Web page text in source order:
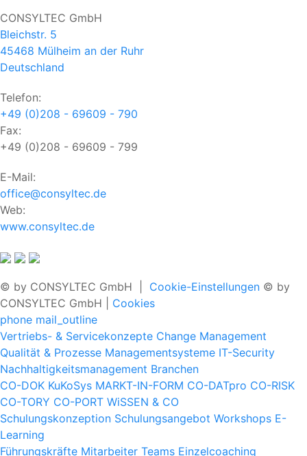
CONSYLTEC GmbH
Bleichstr. 5
45468 Mülheim an der Ruhr
Deutschland
Telefon:
+49 (0)208 - 69609 - 790
Fax:
+49 (0)208 - 69609 - 799
E-Mail:
office@consyltec.de
Web:
www.consyltec.de
© by CONSYLTEC GmbH | Cookie-Einstellungen © by
CONSYLTEC GmbH | Cookies
phone mail_outline
Vertriebs- & Servicekonzepte Change Management
Qualität & Prozesse Managementsysteme IT-Security
Nachhaltigkeitsmanagement Branchen
CO-DOK KuKoSys MARKT-IN-FORM CO-DATpro CO-RISK
CO-TORY CO-PORT WiSSEN & CO
Schulungskonzeption Schulungsangebot Workshops E-
Learning
Führungskräfte Mitarbeiter Teams Einzelcoaching